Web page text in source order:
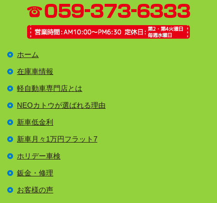
ホーム
在庫車情報
軽自動車専門店とは
NEOカトウが選ばれる理由
新車低金利
新車月々1万円フラット7
ホリデー車検
鈑金・修理
お客様の声